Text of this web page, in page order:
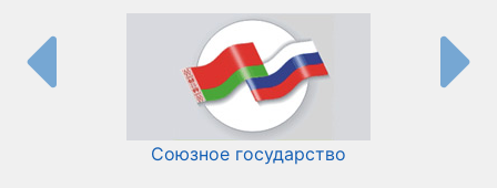
Союзное государство